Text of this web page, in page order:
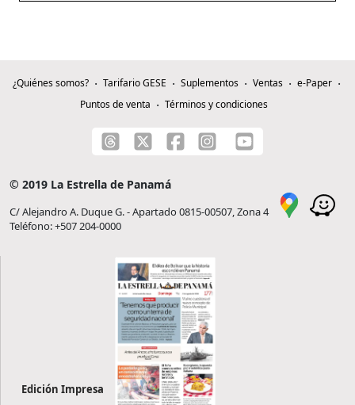
¿Quiénes somos? Tarifario GESE Suplementos Ventas
e-Paper
Puntos de venta
Términos y condiciones
© 2019 La Estrella de Panamá
C/ Alejandro A. Duque G. - Apartado 0815-00507, Zona 4
Teléfono: +507 204-0000
Edición Impresa